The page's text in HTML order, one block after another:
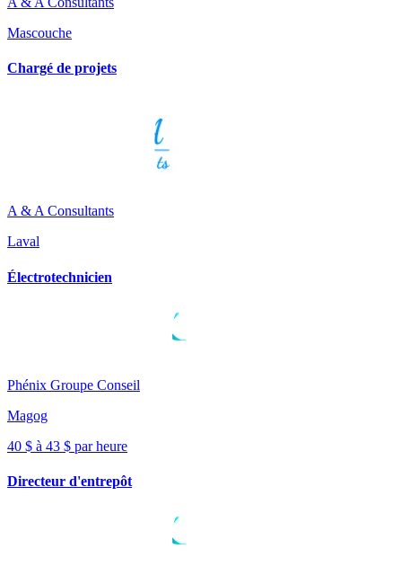
Mascouche
Chargé de projets
A & A Consultants
Laval
Électrotechnicien
Phénix Groupe Conseil
Magog
40 $ à 43 $ par heure
Directeur d'entrepôt